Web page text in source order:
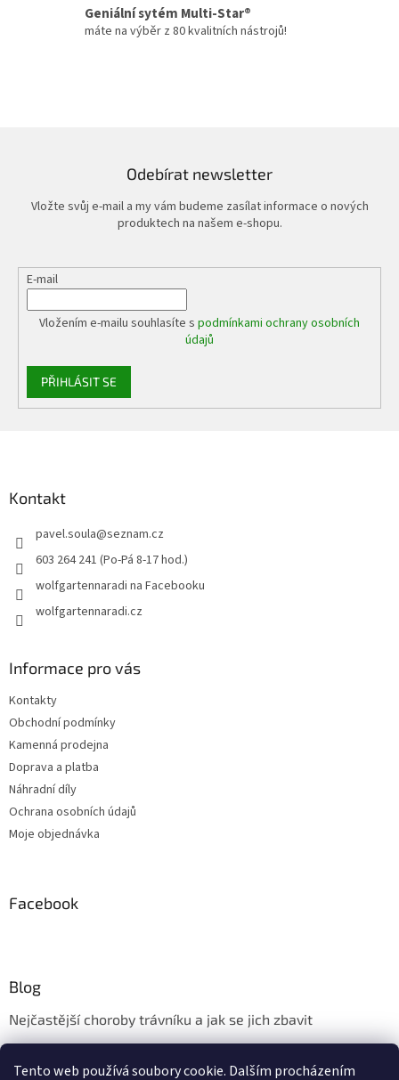
Tento web používá soubory cookie. Dalším procházením
y
v
Geniální sytém Multi-Star®
máte na výběr z 80 kvalitních nástrojů!
Odebírat newsletter
Vložte svůj e-mail a my vám budeme zasílat informace o nových
produktech na našem e-shopu.
E-mail
Vložením e-mailu souhlasíte s podmínkami ochrany osobních
údajů
PŘIHLÁSIT SE
Kontakt
pavel.soula@seznam.cz
603 264 241 (Po-Pá 8-17 hod.)
wolfgartennaradi na Facebooku
wolfgartennaradi.cz
Informace pro vás
Kontakty
Obchodní podmínky
Kamenná prodejna
Doprava a platba
Náhradní díly
Ochrana osobních údajů
Moje objednávka
Facebook
Blog
Nejčastější choroby trávníku a jak se jich zbavit